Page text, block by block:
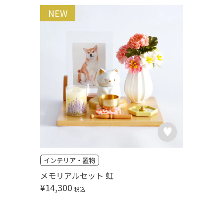
メモリアルセット 虹
NEW
インテリア・置物
¥14,300 税込